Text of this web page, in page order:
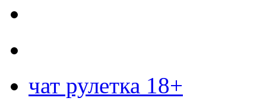
чат рулетка 18+